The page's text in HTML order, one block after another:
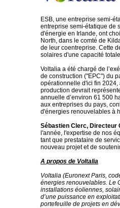
ESB, une entreprise semi-
entreprise semi-étatique de
d'énergie en Irlande, ont
North, dans le comté de
de leur coentreprise. Cette
solaires d'une capacité
Voltalia a été chargé de
de construction ("EPC") du
opérationnelle d'ici fin
production devrait
annuelle d’environ 61 500
aux entreprises du pays,
d'énergies renouvelables à
Sébastien Clerc, Directeur
l'année, l'expertise de nos
tant que prestataire de
nouveau projet et de
A propos de Voltalia
Voltalia (Euronext Paris,
énergies renouvelables. Le
installations éoliennes,
d’une puissance en
portefeuille de projets en